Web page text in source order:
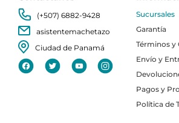
(+507) 6882-9428
asistentemachetazo
Ciudad de Panamá
Sucursales
Garantía
Términos y
Envío y
Pagos y
Política de